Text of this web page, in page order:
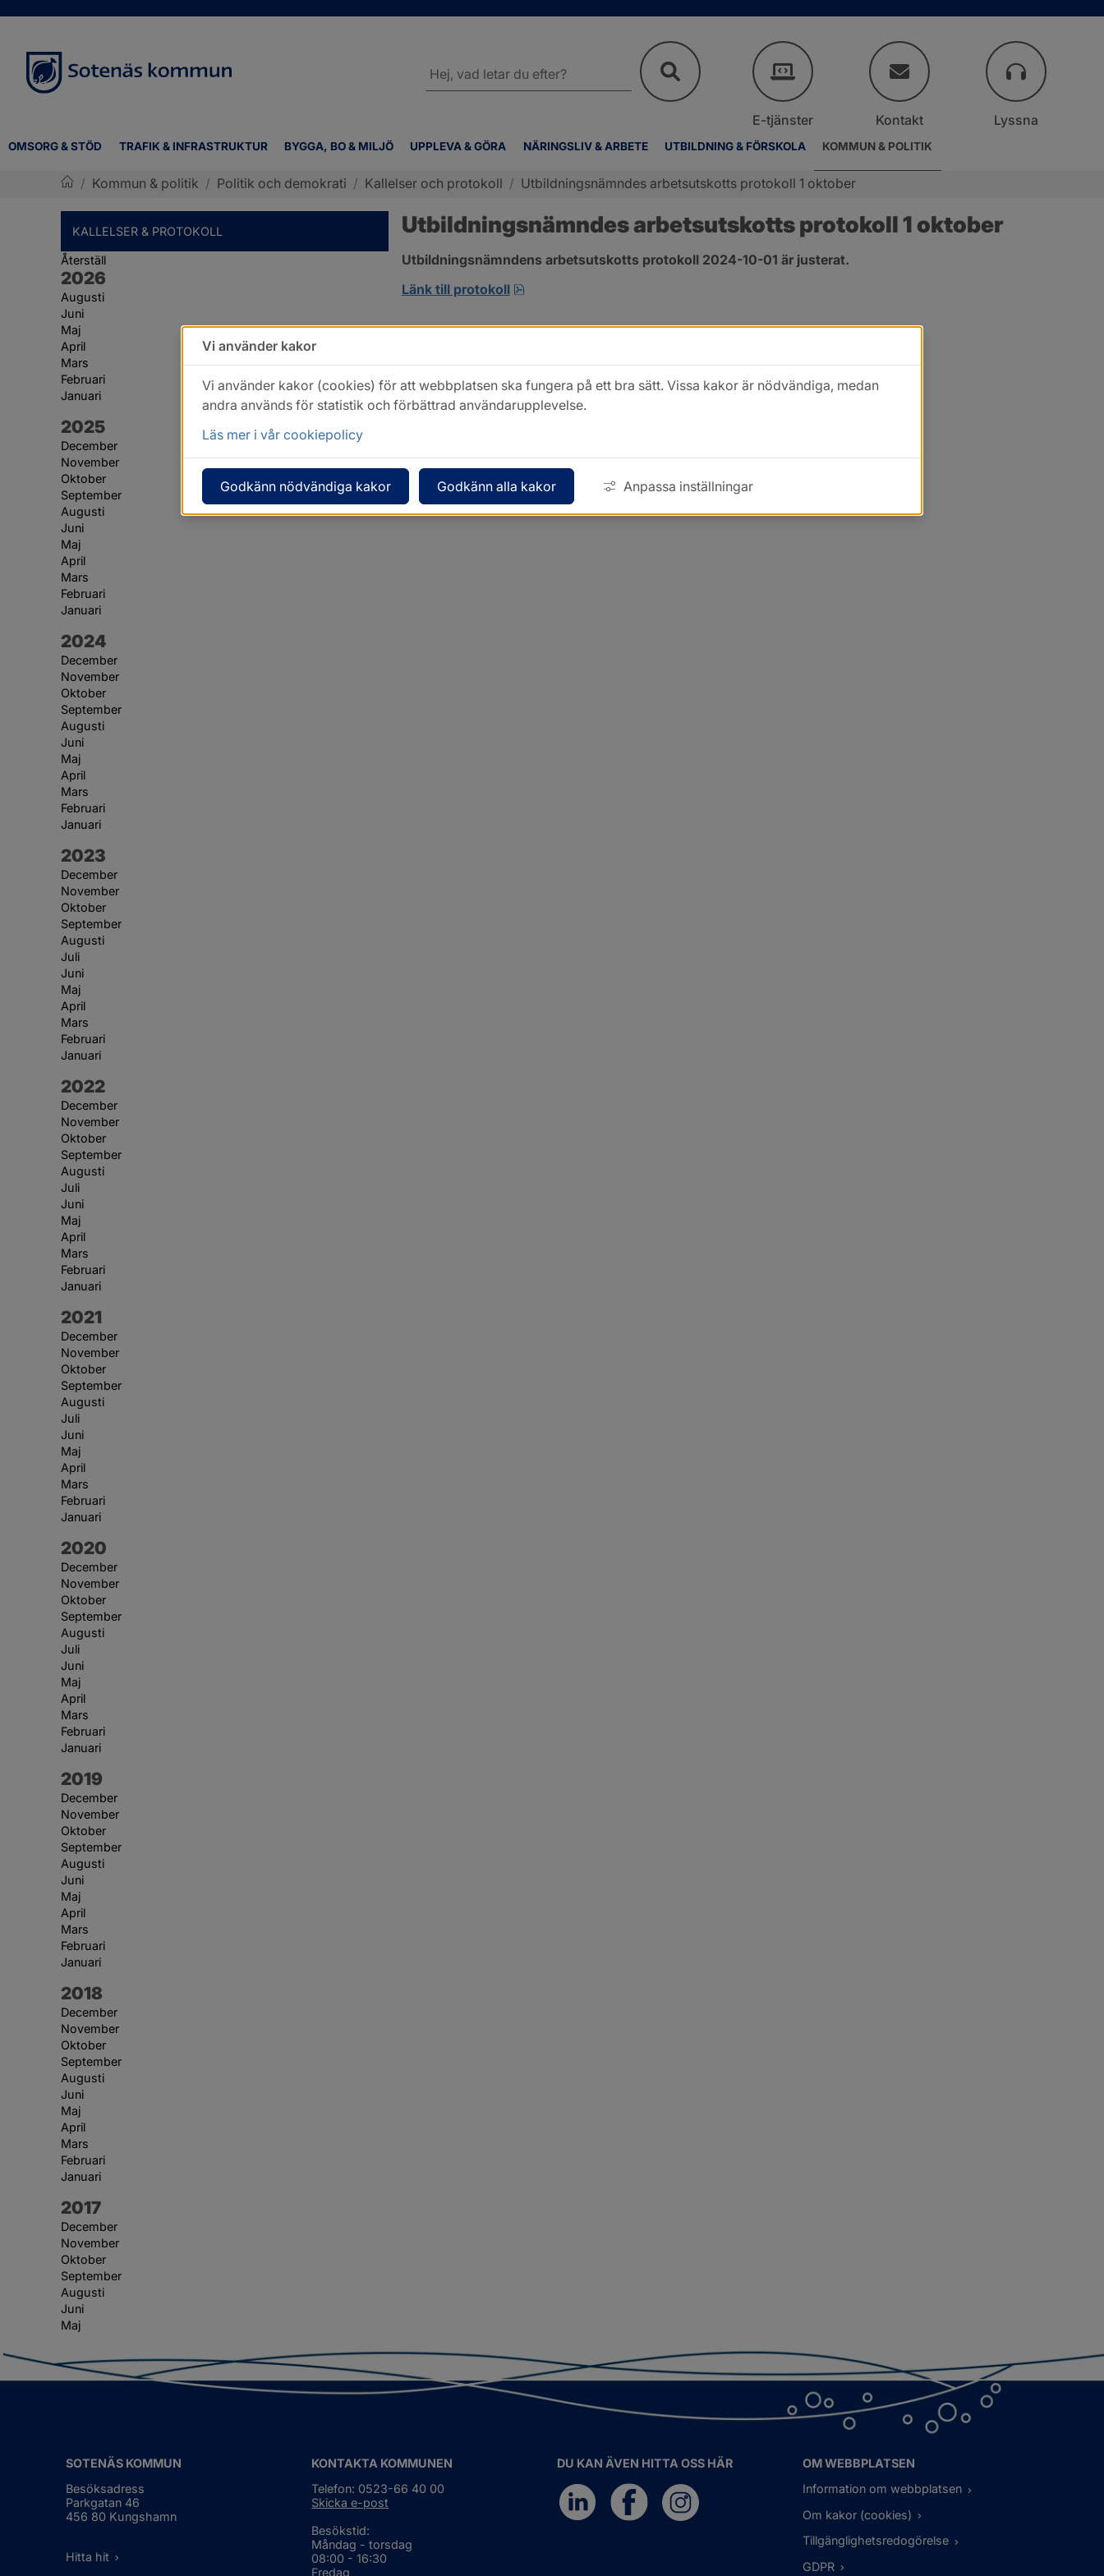
OMSORG & STÖD TRAFIK & INFRASTRUKTUR BYGGA, BO & MILJÖ UPPLEVA & GÖRA NÄRINGSLIV & ARBETE UTBILDNING & FÖRSKOLA KOMMUN & POLITIK
webbplatsen
E-tjänster Kontakt Lyssna
/ Kommun & politik / Politik och demokrati / Kallelser och protokoll / Utbildningsnämndes arbetsutskotts protokoll 1 oktober
KALLELSER & PROTOKOLL
Återställ
År:
2026
Augusti
Juni
Maj
April
Mars
Februari
Januari
År:
2025
December
November
Oktober
September
Augusti
Juni
Maj
April
Mars
Februari
Januari
År:
2024
December
November
Oktober
September
Augusti
Juni
Maj
April
Mars
Februari
Januari
År:
2023
December
November
Oktober
September
Augusti
Juli
Juni
Maj
April
Mars
Februari
Januari
År:
2022
December
November
Oktober
September
Augusti
Juli
Juni
Maj
April
Mars
Februari
Januari
År:
2021
December
November
Oktober
September
Augusti
Juli
Juni
Maj
April
Mars
Februari
Januari
År:
2020
December
November
Oktober
September
Augusti
Juli
Juni
Maj
April
Mars
Februari
Januari
År:
2019
December
November
Oktober
September
Augusti
Juni
Maj
April
Mars
Februari
Januari
År:
2018
December
November
Oktober
September
Augusti
Juni
Maj
April
Mars
Februari
Januari
År:
2017
December
November
Oktober
September
Augusti
Juni
Maj
Utbildningsnämndes arbetsutskotts protokoll 1 oktober
Utbildningsnämndens arbetsutskotts protokoll 2024-10-01 är justerat.
Länk till protokoll
pdf, 301.2 kB, öppnas i nytt fönster.
SOTENÄS KOMMUN
Besöksadress
Parkgatan 46
456 80 Kungshamn
Hitta hit
KONTAKTA KOMMUNEN
Telefon: 0523-66 40 00
Skicka e-post
Besökstid:
Måndag - torsdag
08:00 - 16:30
Fredag
DU KAN ÄVEN HITTA OSS HÄR
OM WEBBPLATSEN
Information om webbplatsen
Om kakor (cookies)
Tillgänglighetsredogörelse
GDPR
Vi använder kakor
Vi använder kakor (cookies) för att webbplatsen ska fungera på ett bra sätt. Vissa kakor är nödvändiga, medan
andra används för statistik och förbättrad användarupplevelse.
Läs mer i vår cookiepolicy
Godkänn nödvändiga kakor Godkänn alla kakor Anpassa inställningar